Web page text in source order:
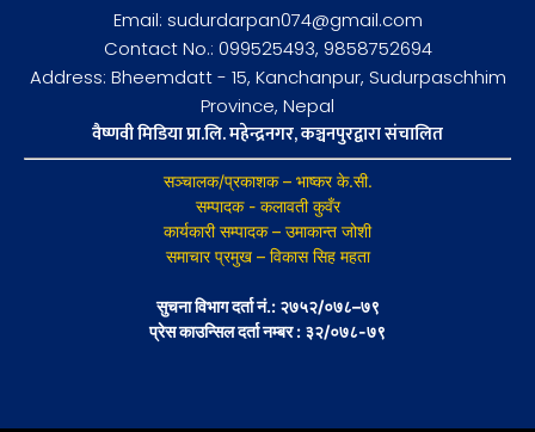
Email: sudurdarpan074@gmail.com
Contact No.: 099525493, 9858752694
Address: Bheemdatt - 15, Kanchanpur, Sudurpaschhim
Province, Nepal
वैष्णवी मिडिया प्रा.लि. महेन्द्रनगर, कञ्चनपुरद्वारा संचालित
सञ्चालक/प्रकाशक – भाष्कर के.सी.
सम्पादक - कलावती कुवँर
कार्यकारी सम्पादक – उमाकान्त जोशी
समाचार प्रमुख – विकास सिह महता
सुचना विभाग दर्ता नं.: २७५२/०७८–७९
प्रेस काउन्सिल दर्ता नम्बर : ३२/०७८-७९